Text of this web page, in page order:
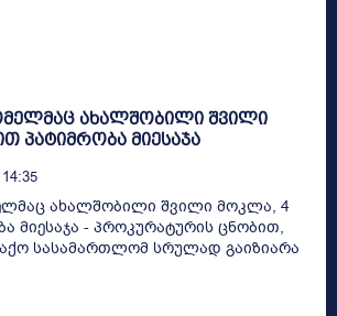
ახალშობილი შვილი
პატიმრობა მიესაჯა
ახალშობილი შვილი მოკლა, 4
მიესაჯა - პროკურატურის ცნობით,
სასამართლომ სრულად გაიზიარა